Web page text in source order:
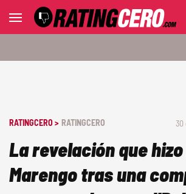
RATINGCERO > RATINGCERO 30
La revelación que
Marengo tras una